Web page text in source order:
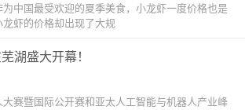
中国最受欢迎的夏季美食，小龙虾一度价格也是
虾的价格却出现了大规
湖盛大开幕！
赛暨国际公开赛和亚太人工智能与机器人产业峰